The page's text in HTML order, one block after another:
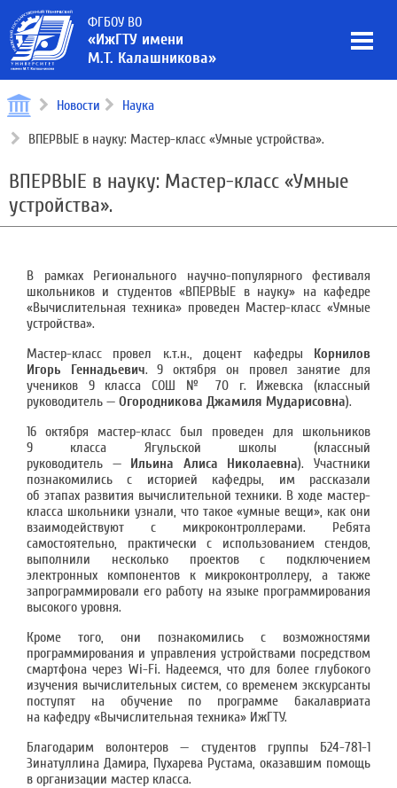
ФГБОУ ВО
«ИжГТУ имени
М.Т. Калашникова»
Новости Наука
ВПЕРВЫЕ в науку: Мастер-класс «Умные устройства».
ВПЕРВЫЕ в науку: Мастер-класс «Умные
устройства».
В рамках Регионального научно-популярного фестиваля
школьников и студентов «ВПЕРВЫЕ в науку» на кафедре
«Вычислительная техника» проведен Мастер-класс «Умные
устройства».
Мастер-класс провел к.т.н., доцент кафедры Корнилов
Игорь Геннадьевич. 9 октября он провел занятие для
учеников 9 класса СОШ № 70 г. Ижевска (классный
руководитель — Огородникова Джамиля Мударисовна).
16 октября мастер-класс был проведен для школьников
9 класса Ягульской школы (классный
руководитель — Ильина Алиса Николаевна). Участники
познакомились с историей кафедры, им рассказали
об этапах развития вычислительной техники. В ходе мастер-
класса школьники узнали, что такое «умные вещи», как они
взаимодействуют с микроконтроллерами. Ребята
самостоятельно, практически c использованием стендов,
выполнили несколько проектов с подключением
электронных компонентов к микроконтроллеру, а также
запрограммировали его работу на языке программирования
высокого уровня.
Кроме того, они познакомились с возможностями
программирования и управления устройствами посредством
смартфона через Wi-Fi. Надеемся, что для более глубокого
изучения вычислительных систем, со временем экскурсанты
поступят на обучение по программе бакалавриата
на кафедру «Вычислительная техника» ИжГТУ.
Благодарим волонтеров — студентов группы Б24-781-1
Зинатуллина Дамира, Пухарева Рустама, оказавшим помощь
в организации мастер класса.